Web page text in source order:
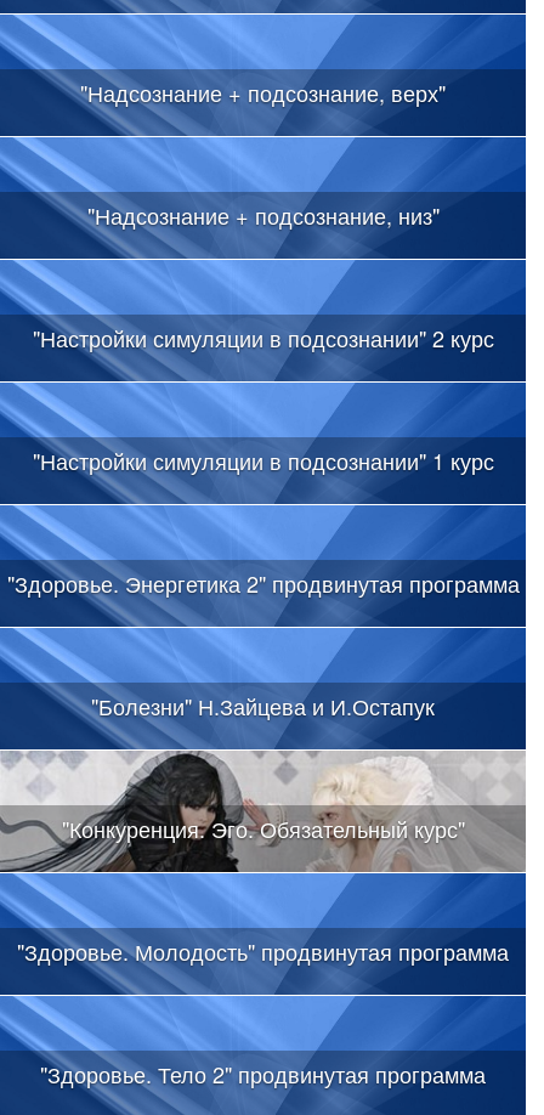
"Надсознание + подсознание, верх"
"Надсознание + подсознание, низ"
"Настройки симуляции в подсознании" 2 курс
"Настройки симуляции в подсознании" 1 курс
"Здоровье. Энергетика 2" продвинутая программа
"Болезни" Н.Зайцева и И.Остапук
"Конкуренция. Эго. Обязательный курс"
"Здоровье. Молодость" продвинутая программа
"Здоровье. Тело 2" продвинутая программа